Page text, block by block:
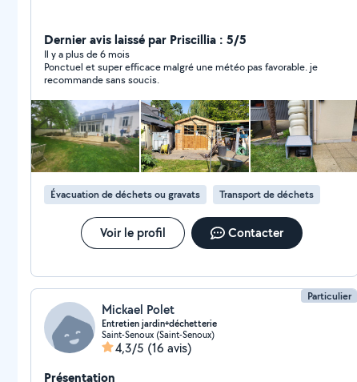
Dernier avis laissé par Priscillia : 5/5
Il y a plus de 6 mois
Ponctuel et super efficace malgré une météo pas favorable. je
recommande sans soucis.
Évacuation de déchets ou gravats Transport de déchets
Voir le profil Contacter
Particulier
Mickael Polet
Entretien jardin+déchetterie
Saint-Senoux (Saint-Senoux)
4,3/5 (16 avis)
Présentation